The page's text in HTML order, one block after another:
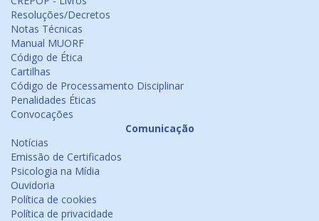
Resoluções/Decretos
Notas Técnicas
Manual MUORF
Código de Ética
Cartilhas
Código de Processamento Disciplinar
Penalidades Éticas
Convocações
Comunicação
Notícias
Emissão de Certificados
Psicologia na Mídia
Ouvidoria
Política de cookies
Política de privacidade